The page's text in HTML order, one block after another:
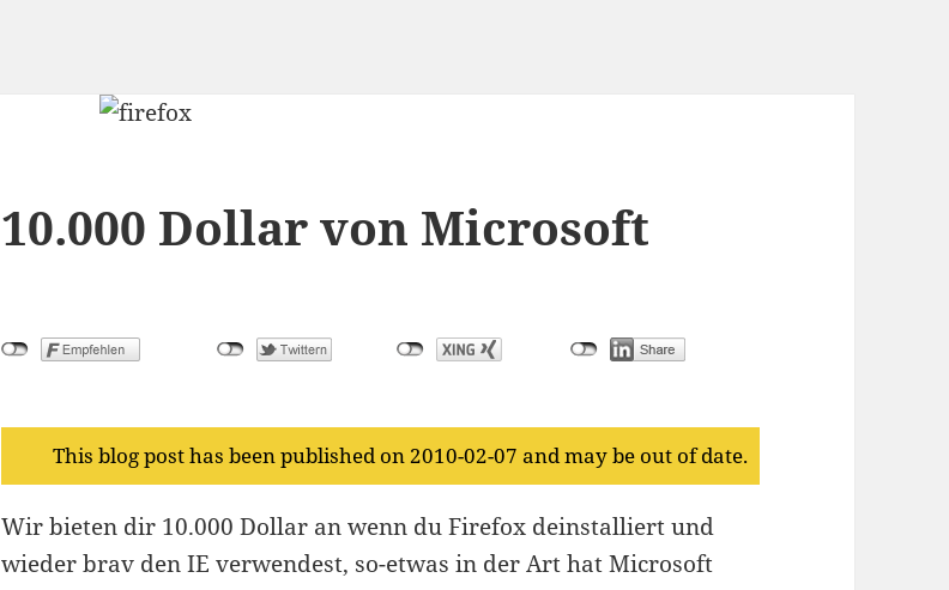
10.000 Dollar von Microsoft
This blog post has been published on 2010-02-07 and may be out of date.
Wir bieten dir 10.000 Dollar an wenn du Firefox deinstalliert und
wieder brav den IE verwendest, so-etwas in der Art hat Microsoft